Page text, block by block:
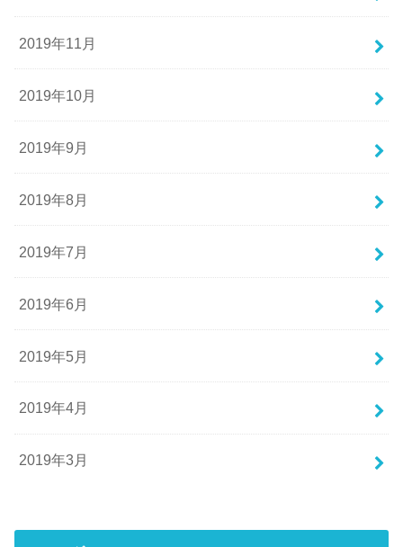
2019年11月
2019年10月
2019年9月
2019年8月
2019年7月
2019年6月
2019年5月
2019年4月
2019年3月